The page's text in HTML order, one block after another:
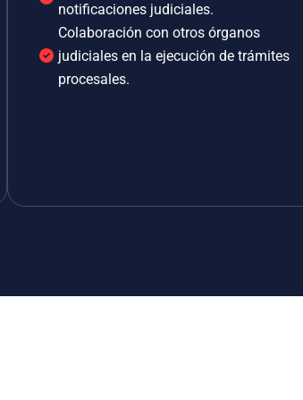
notificaciones judiciales.
Colaboración con otros órganos
judiciales en la ejecución de trámites
procesales.